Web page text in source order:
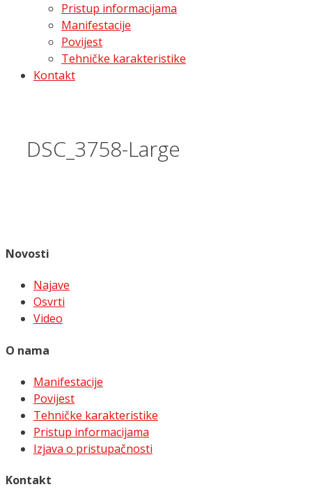
Pristup informacijama
Manifestacije
Povijest
Tehničke karakteristike
Kontakt
DSC_3758-Large
Novosti
Najave
Osvrti
Video
O nama
Manifestacije
Povijest
Tehničke karakteristike
Pristup informacijama
Izjava o pristupačnosti
Kontakt